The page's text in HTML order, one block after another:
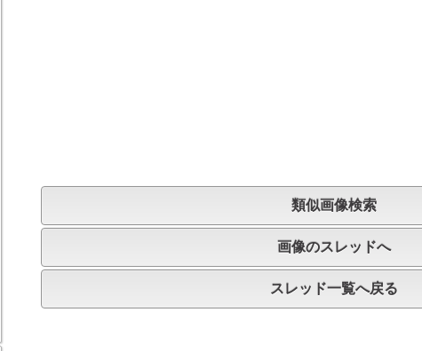
類似画像検索
画像のスレッドへ
スレッド一覧へ戻る